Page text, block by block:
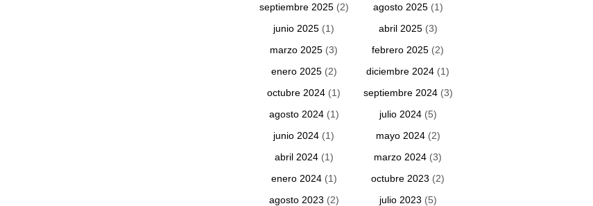
septiembre 2025(2) agosto 2025(1)
junio 2025 (1) abril 2025(3)
marzo 2025 (3) febrero 2025 (2)
enero 2025(2) diciembre 2024 (1)
octubre 2024 (1) septiembre 2024(3)
agosto 2024(1) julio 2024(5)
junio 2024 (1) mayo 2024(2)
abril 2024(1) marzo 2024 (3)
enero 2024(1) octubre 2023 (2)
agosto 2023 (2) julio 2023 (5)